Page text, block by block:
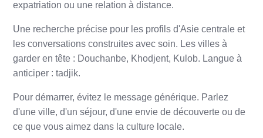
expatriation ou une relation à distance.
Une recherche précise pour les profils d'Asie centrale et
les conversations construites avec soin. Les villes à
garder en tête : Douchanbe, Khodjent, Kulob. Langue à
anticiper : tadjik.
Pour démarrer, évitez le message générique. Parlez
d'une ville, d'un séjour, d'une envie de découverte ou de
ce que vous aimez dans la culture locale.